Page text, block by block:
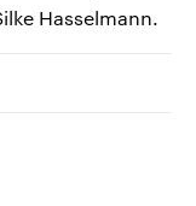
Hasselmann.